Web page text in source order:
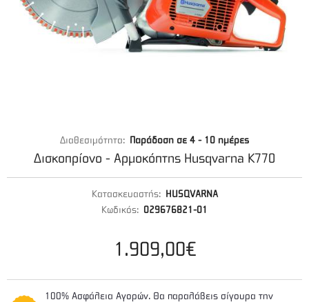
Διαθεσιμότητα: Παράδοση σε 4 - 10 ημέρες
Δισκοπρίονο - Αρμοκόπτης Husqvarna K770
Κατασκευαστής: HUSQVARNA
Κωδικός: 029676821-01
1.909,00€
100% Ασφάλεια Αγορών. Θα παραλάβεις σίγουρα την